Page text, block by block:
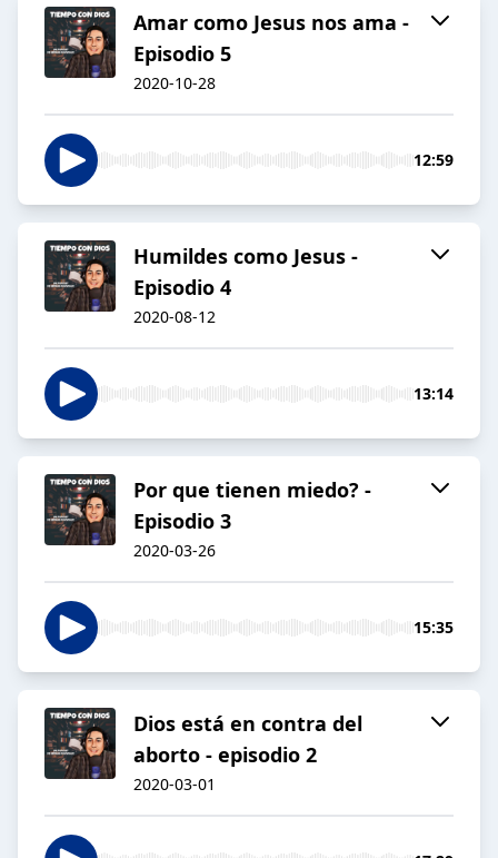
Amar como Jesus nos ama -
Episodio 5
2020-10-28
12:59
Humildes como Jesus -
Episodio 4
2020-08-12
13:14
Por que tienen miedo? -
Episodio 3
2020-03-26
15:35
Dios está en contra del
aborto - episodio 2
2020-03-01